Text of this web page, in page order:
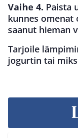
Vaihe 4. Paista
kunnes omenat
saanut hieman
Tarjoile
jogurtin tai